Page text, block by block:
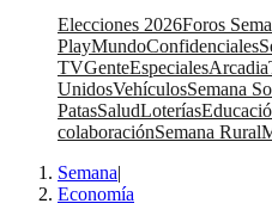
Elecciones 2026Foros
PlayMundoConfidenciales
TVGenteEspecialesArcadia
UnidosVehículosSemana
PatasSaludLoterías
colaboraciónSemana Rural
Semana|
Economía